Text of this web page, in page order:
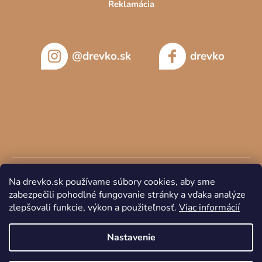
Na drevko.sk používame súbory cookies, aby sme
zabezpečili pohodlné fungovanie stránky a vďaka analýze
zlepšovali funkcie, výkon a použiteľnosť. Viac informácií
Nastavenie
Reklamácia
@drevko.sk drevko